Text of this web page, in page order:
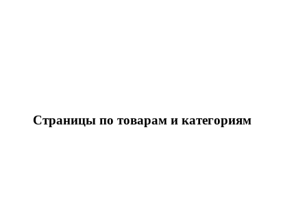
Страницы по товарам и категориям